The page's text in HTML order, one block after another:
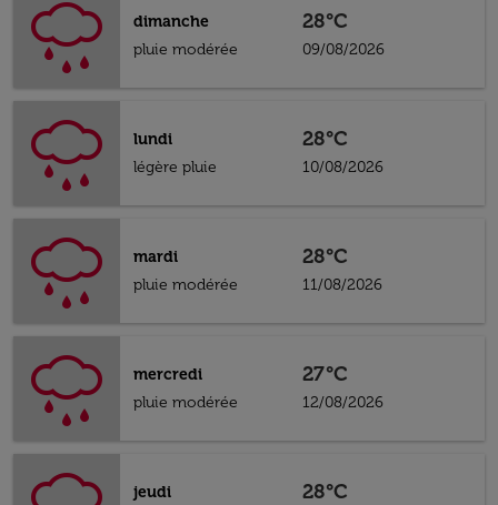
dimanche
pluie modérée
28°C
09/08/2026
lundi
légère pluie
28°C
10/08/2026
mardi
pluie modérée
28°C
11/08/2026
mercredi
pluie modérée
27°C
12/08/2026
jeudi
28°C